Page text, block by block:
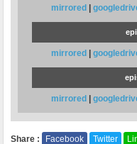
mirrored
mirrored
mirrored
Share : Facebook Twitter